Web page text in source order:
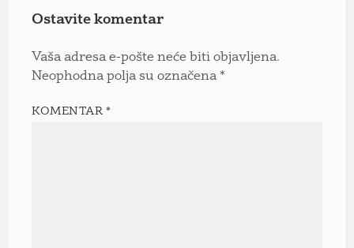
Ostavite komentar
Vaša adresa e-pošte neće biti objavljena.
Neophodna polja su označena *
KOMENTAR*